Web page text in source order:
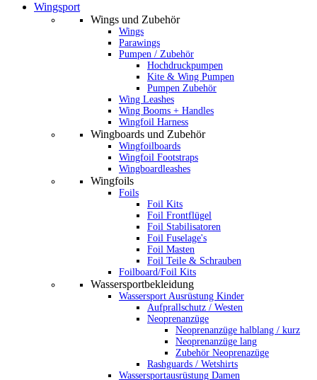
Wingsport
Wings und Zubehör
Wings
Parawings
Pumpen / Zubehör
Hochdruckpumpen
Kite & Wing Pumpen
Pumpen Zubehör
Wing Leashes
Wing Booms + Handles
Wingfoil Harness
Wingboards und Zubehör
Wingfoilboards
Wingfoil Footstraps
Wingboardleashes
Wingfoils
Foils
Foil Kits
Foil Frontflügel
Foil Stabilisatoren
Foil Fuselage's
Foil Masten
Foil Teile & Schrauben
Foilboard/Foil Kits
Wassersportbekleidung
Wassersport Ausrüstung Kinder
Aufprallschutz / Westen
Neoprenanzüge
Neoprenanzüge halblang / kurz
Neoprenanzüge lang
Zubehör Neoprenazüge
Rashguards / Wetshirts
Wassersportausrüstung Damen